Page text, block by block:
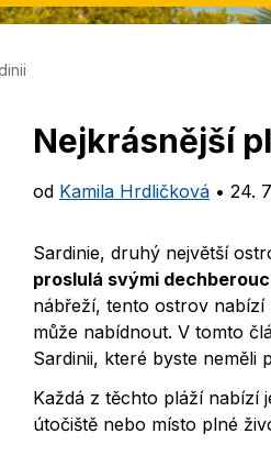
Nejkrásnější
od Kamila Hrdličková • 24.
Sardinie, druhý největší
proslulá svými
nábřeží, tento ostrov
může nabídnout. V tomto
Sardinii, které byste neměli
Každá z těchto pláží nabízí
útočiště nebo místo plné